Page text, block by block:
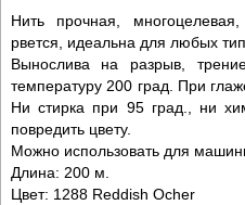
Нить прочная,
рвется, идеальна для любых
Вынослива на разрыв,
температуру 200 град. При
Ни стирка при 95 град., ни
повредить цвету.
Можно использовать для
Длина: 200 м.
Цвет: 1288 Reddish Ocher